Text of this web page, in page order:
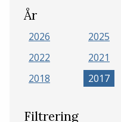
År
2026 2025
2022
2021
2018
2017
Filtrering